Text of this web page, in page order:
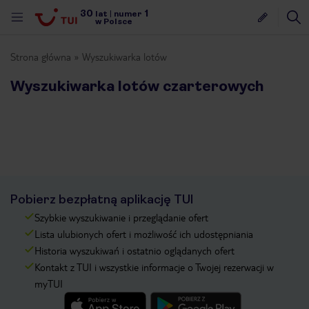
30 lat numer 1
w Polsce
Strona główna Wyszukiwarka lotów
Wyszukiwarka lotów czarterowych
Pobierz bezpłatną aplikację TUI
Szybkie wyszukiwanie i przeglądanie ofert
Lista ulubionych ofert i możliwość ich udostępniania
Historia wyszukiwań i ostatnio oglądanych ofert
Kontakt z TUI i wszystkie informacje o Twojej rezerwacji w
myTUI